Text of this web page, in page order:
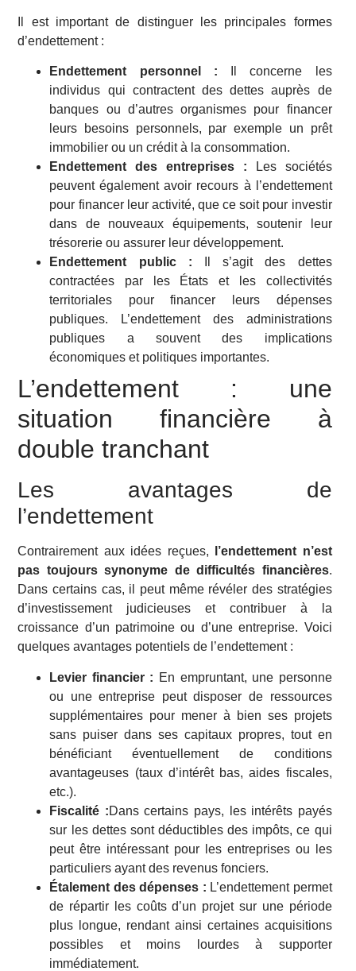
Il est important de distinguer les principales formes
d’endettement :
Endettement personnel : Il concerne les
individus qui contractent des dettes auprès de
banques ou d’autres organismes pour financer
leurs besoins personnels, par exemple un prêt
immobilier ou un crédit à la consommation.
Endettement des entreprises : Les sociétés
peuvent également avoir recours à l’endettement
pour financer leur activité, que ce soit pour investir
dans de nouveaux équipements, soutenir leur
trésorerie ou assurer leur développement.
Endettement public : Il s’agit des dettes
contractées par les États et les collectivités
territoriales pour financer leurs dépenses
publiques. L’endettement des administrations
publiques a souvent des implications
économiques et politiques importantes.
L’endettement : une
situation financière à
double tranchant
Les avantages de
l’endettement
Contrairement aux idées reçues,
l’endettement n’est
pas toujours synonyme de difficultés financières.
Dans certains cas, il peut même révéler des stratégies
d’investissement judicieuses et contribuer à la
croissance d’un patrimoine ou d’une entreprise. Voici
quelques avantages potentiels de l’endettement :
Levier financier : En empruntant, une personne
ou une entreprise peut disposer de ressources
supplémentaires pour mener à bien ses projets
sans puiser dans ses capitaux propres, tout en
bénéficiant éventuellement de conditions
avantageuses (taux d’intérêt bas, aides fiscales,
etc.).
Fiscalité :Dans certains pays, les intérêts payés
sur les dettes sont déductibles des impôts, ce qui
peut être intéressant pour les entreprises ou les
particuliers ayant des revenus fonciers.
Étalement des dépenses : L’endettement permet
de répartir les coûts d’un projet sur une période
plus longue, rendant ainsi certaines acquisitions
possibles et moins lourdes à supporter
immédiatement.